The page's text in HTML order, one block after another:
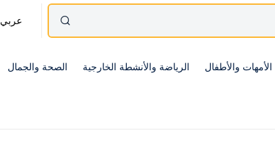
عربي
الأمهات والأطفال الرياضة والأنشطة الخارجية الصحة والجمال